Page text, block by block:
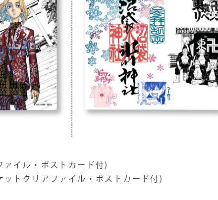
ァイル・ポストカード付)
ットクリアファイル・ポストカード付)